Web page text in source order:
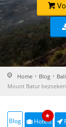
Home Blog
Mount Batur
Blog Hotels
★